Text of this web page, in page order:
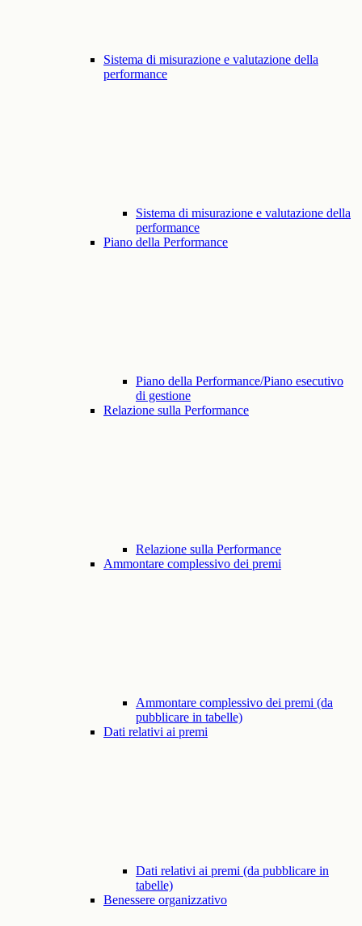
Sistema di misurazione e valutazione della
performance
Sistema di misurazione e valutazione della
performance
Piano della Performance
Piano della Performance/Piano esecutivo
di gestione
Relazione sulla Performance
Relazione sulla Performance
Ammontare complessivo dei premi
Ammontare complessivo dei premi (da
pubblicare in tabelle)
Dati relativi ai premi
Dati relativi ai premi (da pubblicare in
tabelle)
Benessere organizzativo